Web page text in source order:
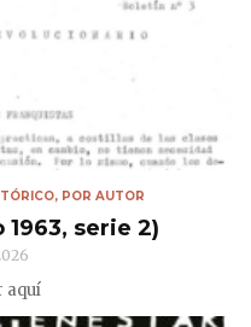
, POR AUTOR
1963, serie 2)
aquí